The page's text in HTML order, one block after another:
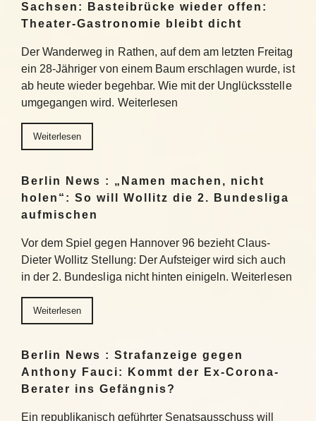
Sachsen: Basteibrücke wieder offen:
Theater-Gastronomie bleibt dicht
Der Wanderweg in Rathen, auf dem am letzten Freitag
ein 28-Jähriger von einem Baum erschlagen wurde, ist
ab heute wieder begehbar. Wie mit der Unglücksstelle
umgegangen wird. Weiterlesen
Weiterlesen
Berlin News : „Namen machen, nicht
holen“: So will Wollitz die 2. Bundesliga
aufmischen
Vor dem Spiel gegen Hannover 96 bezieht Claus-
Dieter Wollitz Stellung: Der Aufsteiger wird sich auch
in der 2. Bundesliga nicht hinten einigeln. Weiterlesen
Weiterlesen
Berlin News : Strafanzeige gegen
Anthony Fauci: Kommt der Ex-Corona-
Berater ins Gefängnis?
Ein republikanisch geführter Senatsausschuss will